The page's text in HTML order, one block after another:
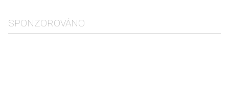
SPONZOROVÁNO